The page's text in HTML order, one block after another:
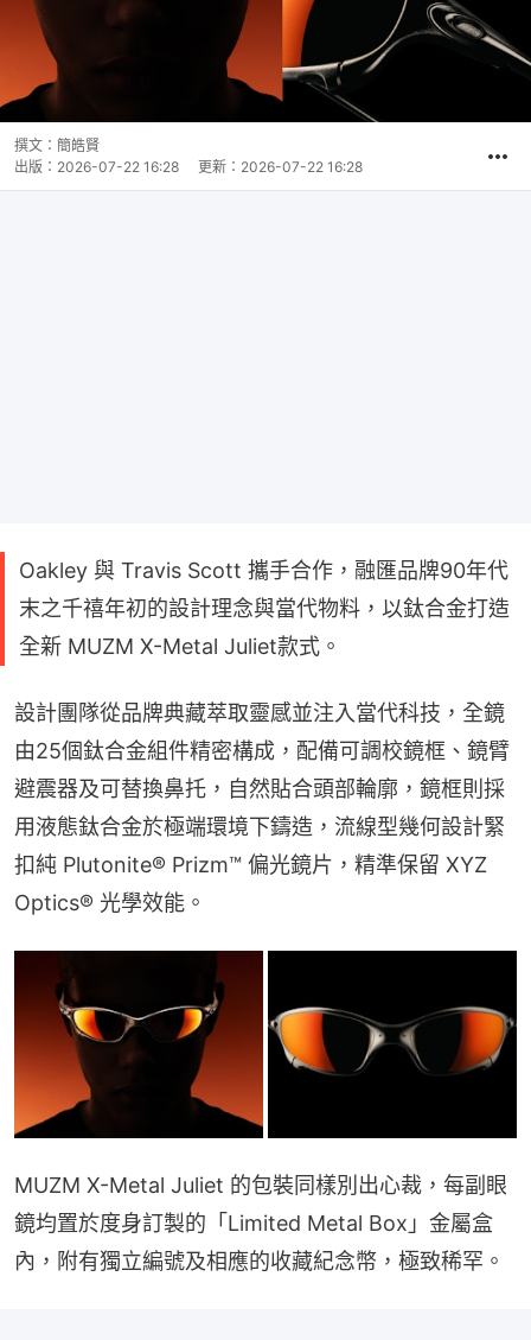
撰文： 簡皓賢
出版： 2026-07-22 16:28 更新： 2026-07-22 16:28
Oakley 與 Travis Scott 攜手合作，融匯品牌90年代
末之千禧年初的設計理念與當代物料，以鈦合金打造
全新 MUZM X-Metal Juliet款式。
設計團隊從品牌典藏萃取靈感並注入當代科技，全鏡
由25個鈦合金組件精密構成，配備可調校鏡框、鏡臂
避震器及可替換鼻托，自然貼合頭部輪廓，鏡框則採
用液態鈦合金於極端環境下鑄造，流線型幾何設計緊
扣純 Plutonite® Prizm™ 偏光鏡片，精準保留 XYZ
Optics® 光學效能。
MUZM X-Metal Juliet 的包裝同樣別出心裁，每副眼
鏡均置於度身訂製的「Limited Metal Box」金屬盒
內，附有獨立編號及相應的收藏紀念幣，極致稀罕。